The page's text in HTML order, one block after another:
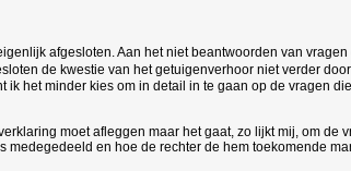
afgesloten. Aan het niet beantwoorden van
de kwestie van het getuigenverhoor niet verder
het minder kies om in detail in te gaan op de vragen
moet afleggen maar het gaat, zo lijkt mij, om
en hoe de rechter de hem toekomende